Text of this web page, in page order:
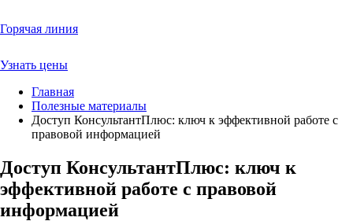
Горячая линия
Узнать цены
Главная
Полезные материалы
Доступ КонсультантПлюс: ключ к эффективной работе с
правовой информацией
Доступ КонсультантПлюс: ключ к
эффективной работе с правовой
информацией